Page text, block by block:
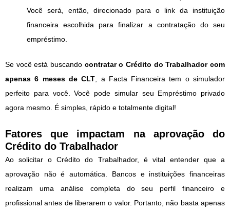
Você será, então, direcionado para o link da instituição
financeira escolhida para finalizar a contratação do seu
empréstimo.
Se você está buscando contratar o Crédito do Trabalhador com
apenas 6 meses de CLT, a Facta Financeira tem o simulador
perfeito para você. Você pode simular seu Empréstimo privado
agora mesmo. É simples, rápido e totalmente digital!
Fatores que impactam na aprovação do
Crédito do Trabalhador
Ao solicitar o Crédito do Trabalhador, é vital entender que a
aprovação não é automática. Bancos e instituições financeiras
realizam uma análise completa do seu perfil financeiro e
profissional antes de liberarem o valor. Portanto, não basta apenas